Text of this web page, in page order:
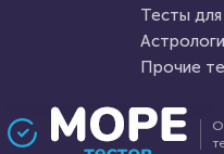
Проходили 1115 раз
Тесты
Прочие